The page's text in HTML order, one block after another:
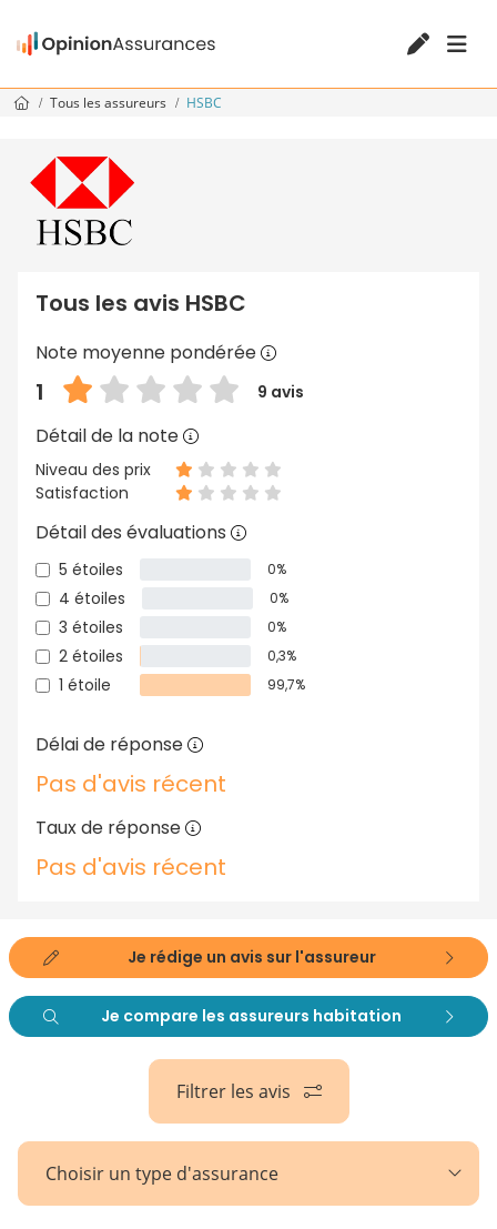
Tous les assureurs HSBC
Tous les avis HSBC
Note moyenne pondérée
1 9 avis
Détail de la note
Niveau des prix
Satisfaction
Détail des évaluations
5 étoiles 0%
4 étoiles 0%
3 étoiles 0%
2 étoiles 0,3%
1 étoile 99,7%
Délai de réponse
Pas d'avis récent
Taux de réponse
Pas d'avis récent
Je rédige un avis sur l'assureur
Je compare les assureurs habitation
Filtrer les avis
Choisir un type d'assurance